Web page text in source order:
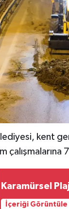
kent
Karamürsel
İçeriği Görüntüle